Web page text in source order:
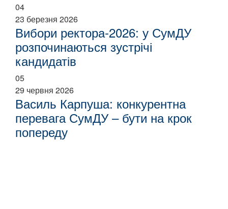
04
23 березня 2026
Вибори ректора-2026: у СумДУ
розпочинаються зустрічі
кандидатів
05
29 червня 2026
Василь Карпуша: конкурентна
перевага СумДУ – бути на крок
попереду